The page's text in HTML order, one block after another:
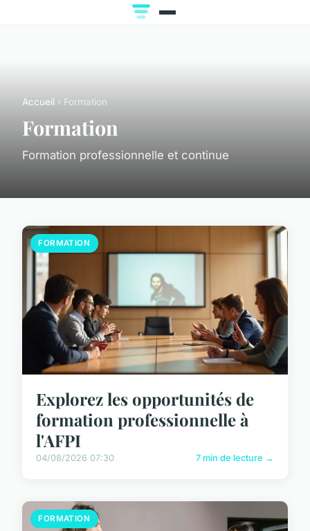
Accueil › Formation
Formation
Formation professionnelle et continue
FORMATION
Explorez les opportunités de
formation professionnelle à
l'AFPI
04/08/2026 07:30 7 min de lecture →
FORMATION